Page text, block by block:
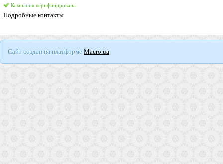
Компания верифицирована
Подробные контакты
Сайт создан на платформе Macro.ua